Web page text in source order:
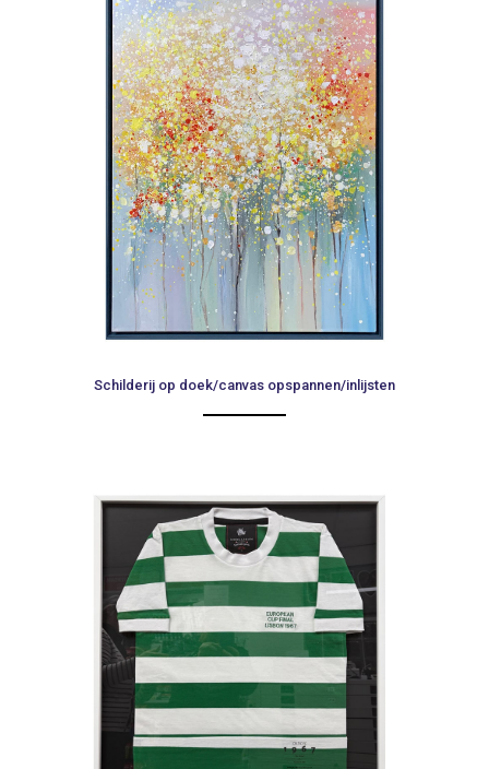
Schilderij op doek/canvas opspannen/inlijsten